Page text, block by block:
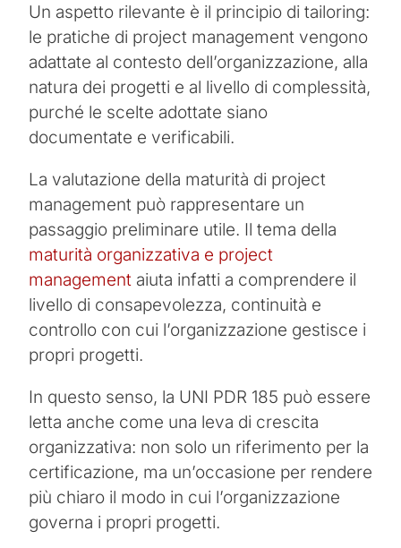
Un aspetto rilevante è il principio di tailoring:
le pratiche di project management vengono
adattate al contesto dell’organizzazione, alla
natura dei progetti e al livello di complessità,
purché le scelte adottate siano
documentate e verificabili.
La valutazione della maturità di project
management può rappresentare un
passaggio preliminare utile. Il tema della
maturità organizzativa e project
managementaiuta infatti a comprendere il
livello di consapevolezza, continuità e
controllo con cui l’organizzazione gestisce i
propri progetti.
In questo senso, la UNI PDR 185 può essere
letta anche come una leva di crescita
organizzativa: non solo un riferimento per la
certificazione, ma un’occasione per rendere
più chiaro il modo in cui l’organizzazione
governa i propri progetti.